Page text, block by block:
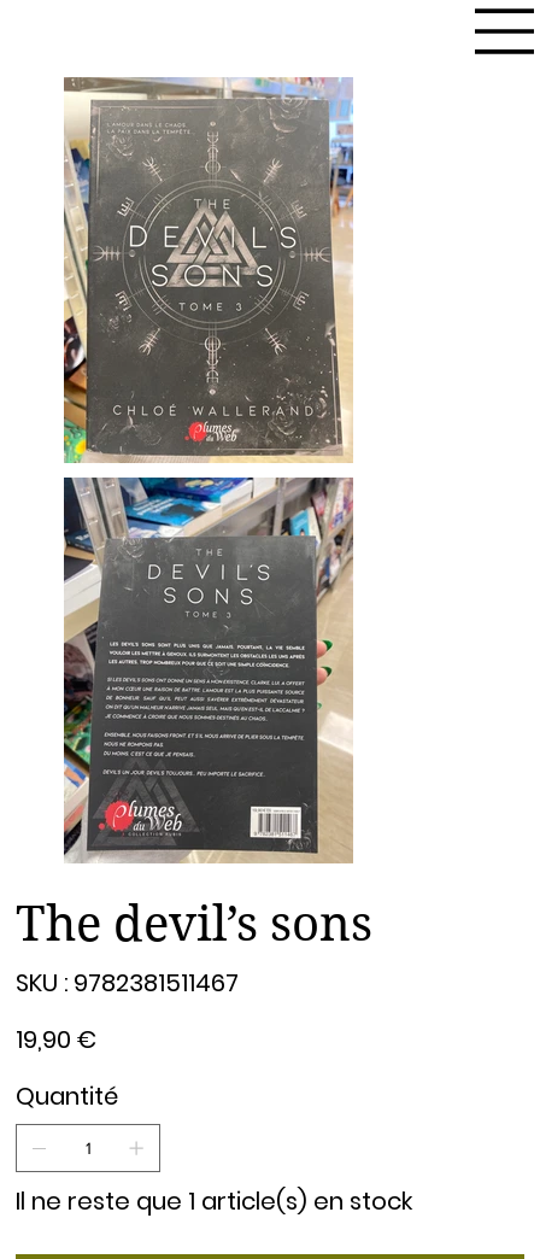
The devil’s sons
SKU : 9782381511467
9782381511467
19,90 €
Quantité
Il ne reste que 1 article(s) en stock